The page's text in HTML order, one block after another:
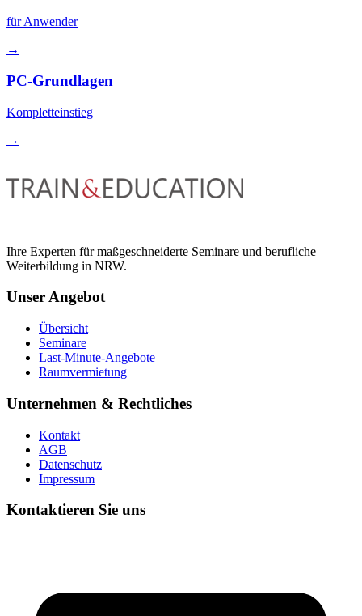
für Anwender
→
PC-Grundlagen
Kompletteinstieg
→
Ihre Experten für maßgeschneiderte Seminare und berufliche
Weiterbildung in NRW.
Unser Angebot
Übersicht
Seminare
Last-Minute-Angebote
Raumvermietung
Unternehmen & Rechtliches
Kontakt
AGB
Datenschutz
Impressum
Kontaktieren Sie uns